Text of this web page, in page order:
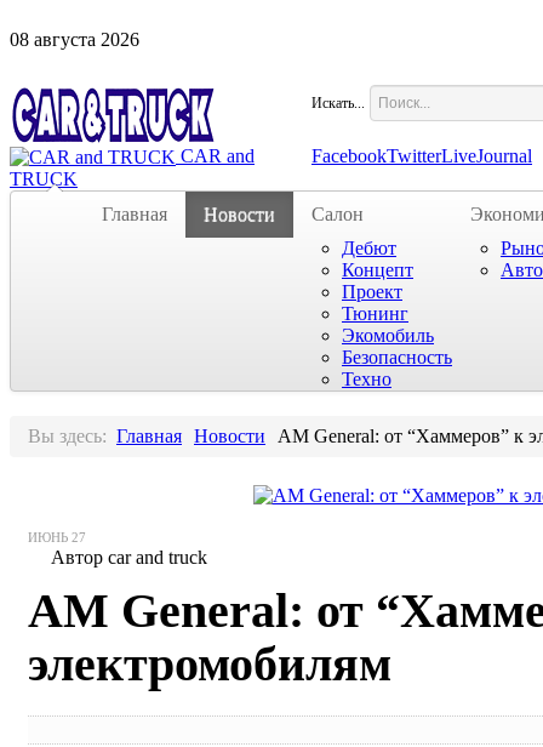
08 августа 2026
CAR and
TRUCK
Искать...
FacebookTwitterLiveJournal
Главная Новости
Салон
Дебют
Концепт
Проект
Тюнинг
Экомобиль
Безопасность
Техно
Вы здесь: Главная Новости AM General: от “Хаммеров” к
ИЮНЬ 27
Автор car and truck
AM General: от
электромобилям